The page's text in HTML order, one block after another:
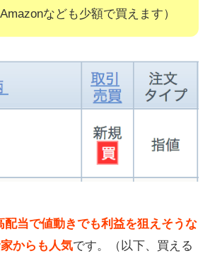
Amazonなども少額で買えます）
配当で値動きでも利益を狙えそうな
からも人気です。（以下、買える